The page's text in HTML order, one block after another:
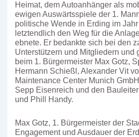
Heimat, dem Autoanhänger als
ewigen Auswärtsspiele der 1.
politische Wende in Erding im
letztendlich den Weg für die
ebnete. Er bedankte sich bei den
Unterstützern und Mitgliedern und
beim 1. Bürgermeister Max Gotz,
Hermann Schießl, Alexander Vit
Maintenance Center Munich
Sepp Eisenreich und den
und Phill Handy.
Max Gotz, 1. Bürgermeister der
Engagement und Ausdauer der